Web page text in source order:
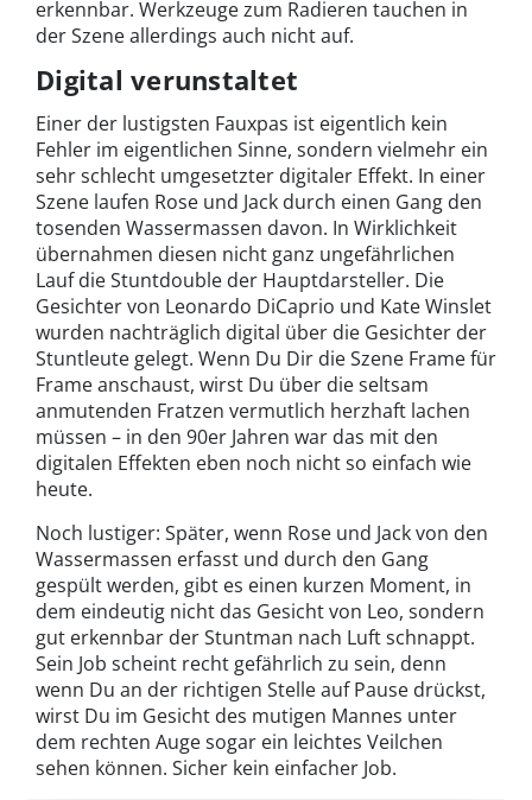
erkennbar. Werkzeuge zum Radieren tauchen in
der Szene allerdings auch nicht auf.
Digital verunstaltet
Einer der lustigsten Fauxpas ist eigentlich kein
Fehler im eigentlichen Sinne, sondern vielmehr ein
sehr schlecht umgesetzter digitaler Effekt. In einer
Szene laufen Rose und Jack durch einen Gang den
tosenden Wassermassen davon. In Wirklichkeit
übernahmen diesen nicht ganz ungefährlichen
Lauf die Stuntdouble der Hauptdarsteller. Die
Gesichter von Leonardo DiCaprio und Kate Winslet
wurden nachträglich digital über die Gesichter der
Stuntleute gelegt. Wenn Du Dir die Szene Frame für
Frame anschaust, wirst Du über die seltsam
anmutenden Fratzen vermutlich herzhaft lachen
müssen – in den 90er Jahren war das mit den
digitalen Effekten eben noch nicht so einfach wie
heute.
Noch lustiger: Später, wenn Rose und Jack von den
Wassermassen erfasst und durch den Gang
gespült werden, gibt es einen kurzen Moment, in
dem eindeutig nicht das Gesicht von Leo, sondern
gut erkennbar der Stuntman nach Luft schnappt.
Sein Job scheint recht gefährlich zu sein, denn
wenn Du an der richtigen Stelle auf Pause drückst,
wirst Du im Gesicht des mutigen Mannes unter
dem rechten Auge sogar ein leichtes Veilchen
sehen können. Sicher kein einfacher Job.